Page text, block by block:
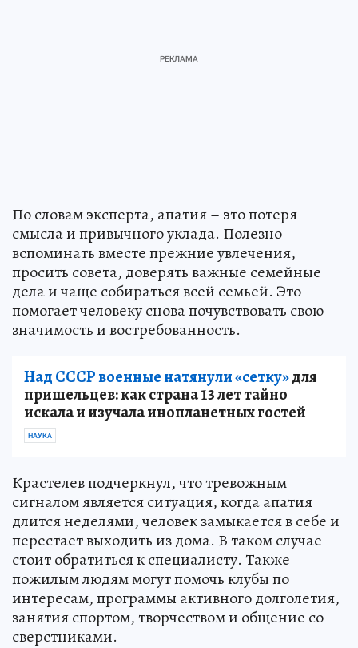
По словам эксперта, апатия – это потеря
смысла и привычного уклада. Полезно
вспоминать вместе прежние увлечения,
просить совета, доверять важные семейные
дела и чаще собираться всей семьей. Это
помогает человеку снова почувствовать свою
значимость и востребованность.
Над СССР военные натянули «сетку»для
пришельцев: как страна 13 лет тайно
искала и изучала инопланетных гостей
НАУКА
Крастелев подчеркнул, что тревожным
сигналом является ситуация, когда апатия
длится неделями, человек замыкается в себе и
перестает выходить из дома. В таком случае
стоит обратиться к специалисту. Также
пожилым людям могут помочь клубы по
интересам, программы активного долголетия,
занятия спортом, творчеством и общение со
сверстниками.